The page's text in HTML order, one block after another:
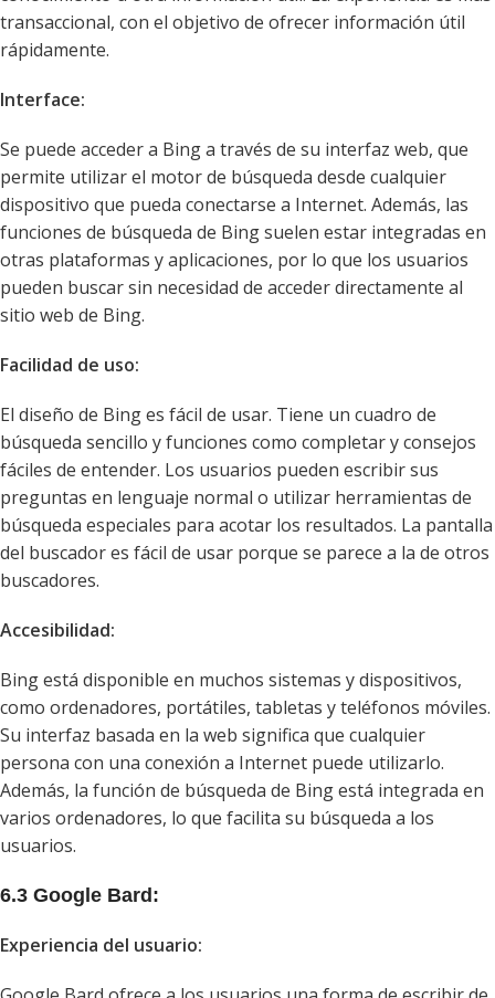
transaccional, con el objetivo de ofrecer información útil
rápidamente.
Interface:
Se puede acceder a Bing a través de su interfaz web, que
permite utilizar el motor de búsqueda desde cualquier
dispositivo que pueda conectarse a Internet. Además, las
funciones de búsqueda de Bing suelen estar integradas en
otras plataformas y aplicaciones, por lo que los usuarios
pueden buscar sin necesidad de acceder directamente al
sitio web de Bing.
Facilidad de uso:
El diseño de Bing es fácil de usar. Tiene un cuadro de
búsqueda sencillo y funciones como completar y consejos
fáciles de entender. Los usuarios pueden escribir sus
preguntas en lenguaje normal o utilizar herramientas de
búsqueda especiales para acotar los resultados. La pantalla
del buscador es fácil de usar porque se parece a la de otros
buscadores.
Accesibilidad:
Bing está disponible en muchos sistemas y dispositivos,
como ordenadores, portátiles, tabletas y teléfonos móviles.
Su interfaz basada en la web significa que cualquier
persona con una conexión a Internet puede utilizarlo.
Además, la función de búsqueda de Bing está integrada en
varios ordenadores, lo que facilita su búsqueda a los
usuarios.
6.3 Google Bard:
Experiencia del usuario: